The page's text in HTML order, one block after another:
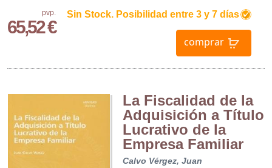
pvp.
65,52 €
Sin Stock. Posibilidad entre 3 y 7 días
comprar
La Fiscalidad de la
Adquisición a Título
Lucrativo de la
Empresa Familiar
Calvo Vérgez, Juan